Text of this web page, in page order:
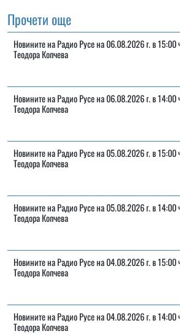
Прочети още
Новините на Радио Русе на 06.08.2026 г. в 15:00
Теодора Копчева
Новините на Радио Русе на 06.08.2026 г. в 14:00
Теодора Копчева
Новините на Радио Русе на 05.08.2026 г. в 15:00
Теодора Копчева
Новините на Радио Русе на 05.08.2026 г. в 14:00
Теодора Копчева
Новините на Радио Русе на 04.08.2026 г. в 15:00
Теодора Копчева
Новините на Радио Русе на 04.08.2026 г. в 14:00
Теодора Копчева